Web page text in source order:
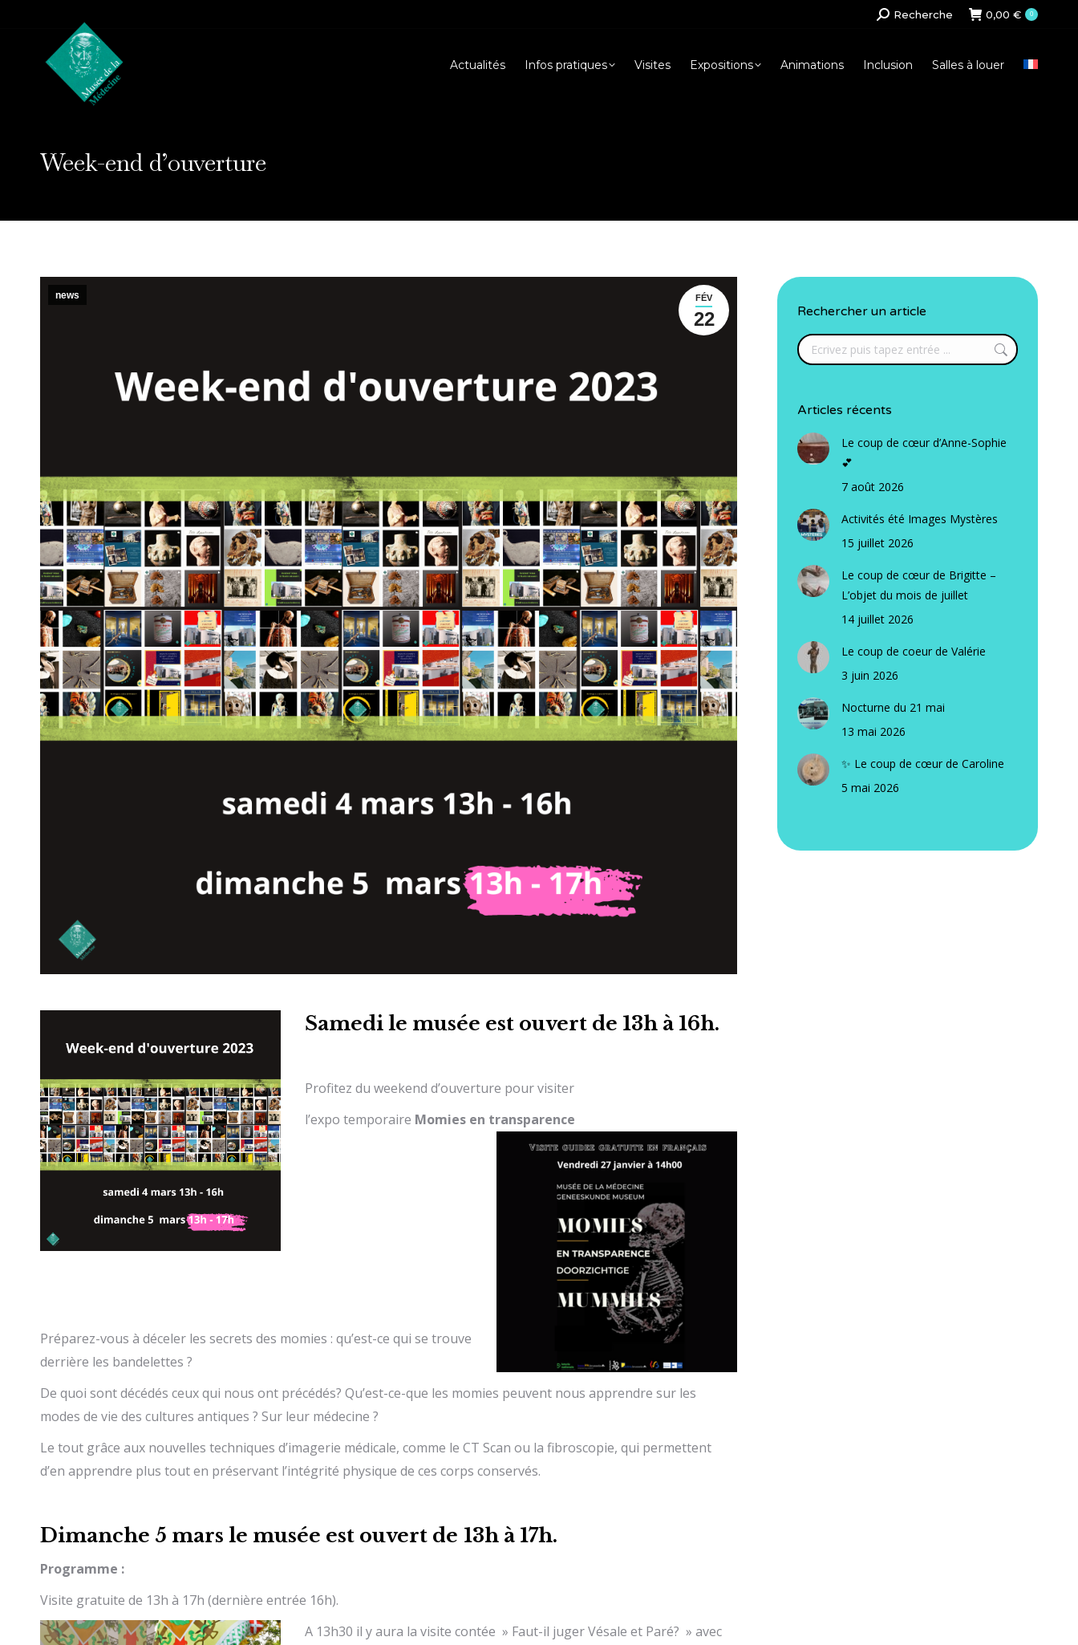
Search:
Recherche 0,00 € 0
Actualités Infos pratiques Visites Expositions Animations Inclusion Salles à louer
Week-end d’ouverture
FÉV
22
news
Samedi le musée est ouvert de 13h à 16h.
Profitez du weekend d’ouverture pour visiter
l’expo temporaire Momies en transparence
Préparez-vous à déceler les secrets des momies : qu’est-ce qui se trouve
derrière les bandelettes ?
De quoi sont décédés ceux qui nous ont précédés? Qu’est-ce-que les momies peuvent nous apprendre sur les
modes de vie des cultures antiques ? Sur leur médecine ?
Le tout grâce aux nouvelles techniques d’imagerie médicale, comme le CT Scan ou la fibroscopie, qui permettent
d’en apprendre plus tout en préservant l’intégrité physique de ces corps conservés.
Dimanche 5 mars le musée est ouvert de 13h à 17h.
Programme :
Visite gratuite de 13h à 17h (dernière entrée 16h).
A 13h30 il y aura la visite contée » Faut-il juger Vésale et Paré? » avec
Rechercher un article
Search:
Articles récents
Le coup de cœur d’Anne-Sophie
💕
7 août 2026
Activités été Images Mystères
15 juillet 2026
Le coup de cœur de Brigitte –
L’objet du mois de juillet
14 juillet 2026
Le coup de coeur de Valérie
3 juin 2026
Nocturne du 21 mai
13 mai 2026
✨ Le coup de cœur de Caroline
5 mai 2026